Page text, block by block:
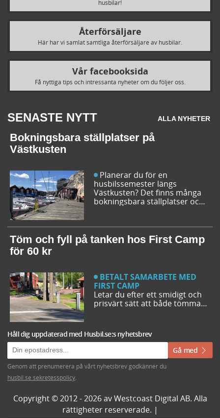
husbilar!
Återförsäljare
Här har vi samlat samtliga återförsäljare av husbilar.
Vår facebooksida
Få nyttiga tips och intressanta nyheter om du följer oss.
SENASTE NYTT ALLA NYHETER
Bokningsbara ställplatser på
Västkusten
husbilssemester längs
Västkusten? Det finns många
bokningsbara ställplatser och
campingturen. Vi ger dig några
bra förslag på ställplatser och
husbilsplatser så att du kan
Töm och fyll på tanken hos First Camp
för 60 kr
BETALT SAMARBETE MED
FIRST CAMP
Letar du efter ett smidigt och
prisvärt sätt att både tömma
har du möjlighet att svänga in
på någon av de närmare 50
First Camp destinationerna i
Sverige. Kanske kommer du
även upptäcka en ny
Håll dig uppdaterad med Husbil.se:s nyhetsbrev
Gå med
Genom att prenumerera på vårt nyhetsbrev godkänner du
husbil.se sekretesspolicy
Copyright © 2012 - 2026 av Westcoast Digital AB. Alla
rättigheter reserverade. |